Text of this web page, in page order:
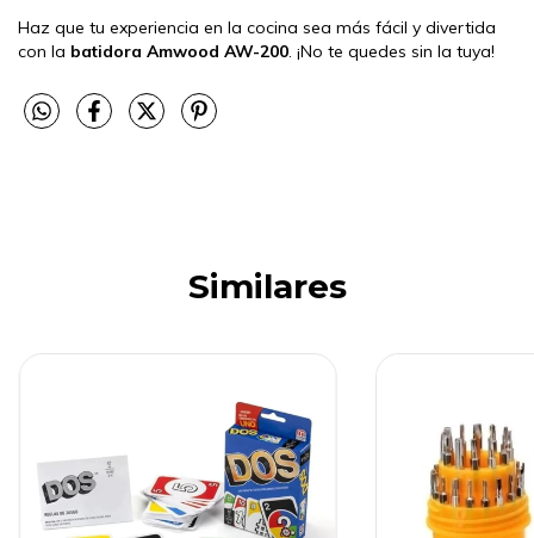
Haz que tu experiencia en la cocina sea más fácil y divertida
con la batidora Amwood AW-200. ¡No te quedes sin la tuya!
Similares